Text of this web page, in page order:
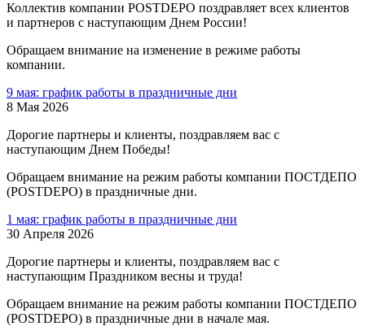
Коллектив компании POSTDEPO поздравляет всех клиентов
и партнеров с наступающим Днем России!
Обращаем внимание на изменение в режиме работы
компании.
9 мая: график работы в праздничные дни
8 Мая 2026
Дорогие партнеры и клиенты, поздравляем вас с
наступающим Днем Победы!
Обращаем внимание на режим работы компании ПОСТДЕПО
(POSTDEPO) в праздничные дни.
1 мая: график работы в праздничные дни
30 Апреля 2026
Дорогие партнеры и клиенты, поздравляем вас с
наступающим Праздником весны и труда!
Обращаем внимание на режим работы компании ПОСТДЕПО
(POSTDEPO) в праздничные дни в начале мая.